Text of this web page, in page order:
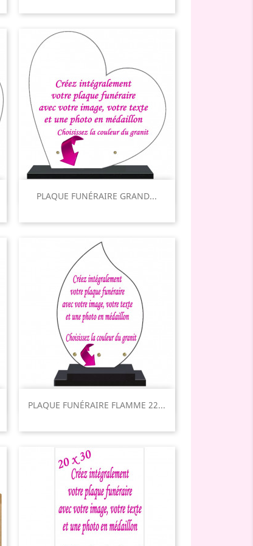
PLAQUE FUNÉRAIRE GRAND...
 Aperçu rapide
PLAQUE FUNÉRAIRE FLAMME 22...
Aperçu rapide